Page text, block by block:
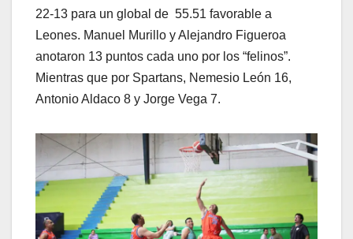
22-13 para un global de 55.51 favorable a
Leones. Manuel Murillo y Alejandro Figueroa
anotaron 13 puntos cada uno por los “felinos”.
Mientras que por Spartans, Nemesio León 16,
Antonio Aldaco 8 y Jorge Vega 7.